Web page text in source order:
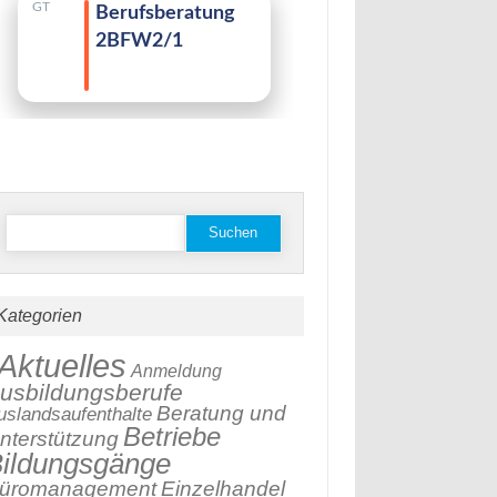
Suchen
Anmeldung
Beratung und
Betriebe
Einzelhandel